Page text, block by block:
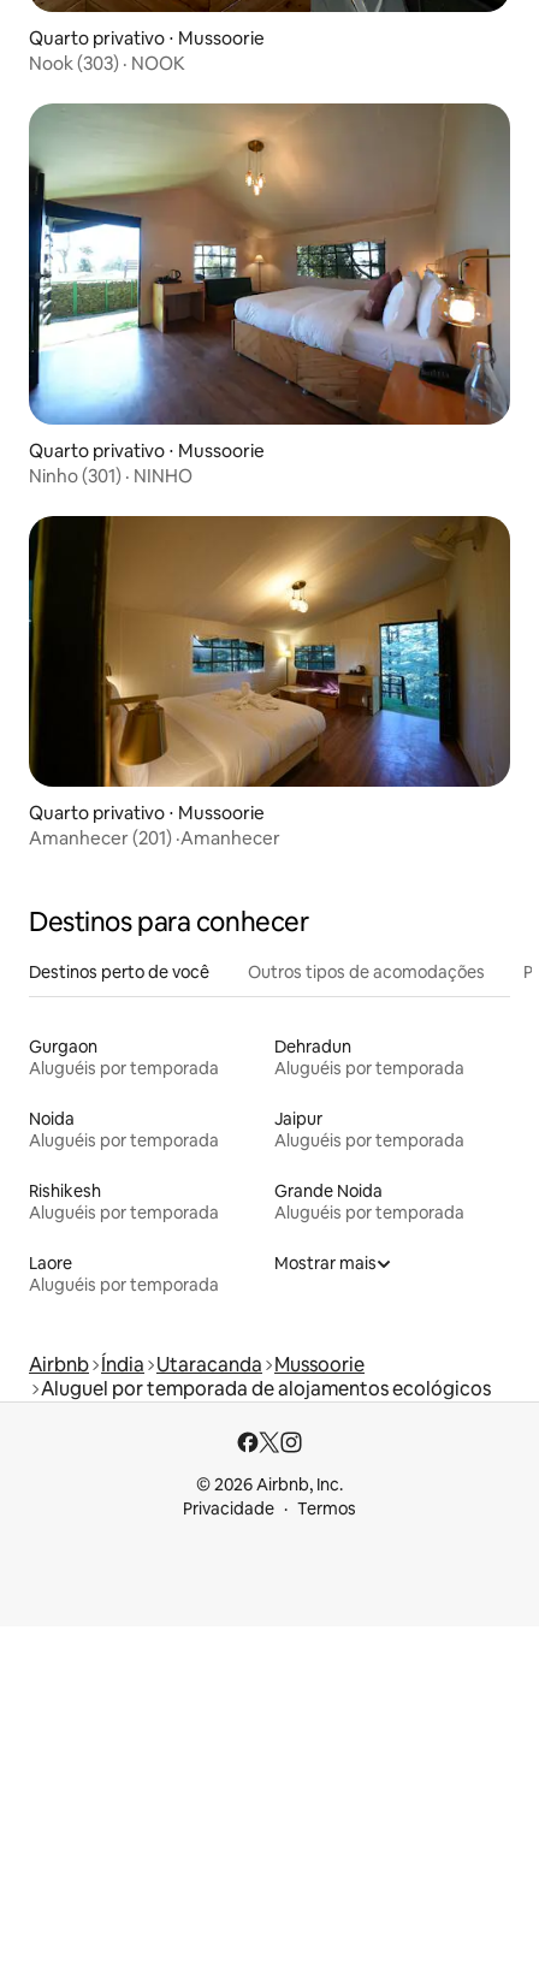
Quarto privativo ⋅ Mussoorie
Nook (303) · NOOK
Quarto privativo ⋅ Mussoorie
Ninho (301) · NINHO
Quarto privativo ⋅ Mussoorie
Amanhecer (201) ·Amanhecer
Destinos para conhecer
Destinos perto de você Outros tipos de acomodações
Gurgaon
Aluguéis por temporada
Dehradun
Aluguéis por temporada
Noida
Aluguéis por temporada
Jaipur
Aluguéis por temporada
Rishikesh
Aluguéis por temporada
Grande Noida
Aluguéis por temporada
Laore
Aluguéis por temporada
Mostrar mais
Airbnb Índia Utaracanda Mussoorie
Aluguel por temporada de alojamentos ecológicos
© 2026 Airbnb, Inc.
Privacidade
Termos